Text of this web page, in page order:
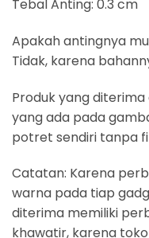
Tebal Anting: 0.3 cm
Apakah antingnya
Tidak, karena
Produk yang
yang ada pada
potret sendiri tanpa
Catatan: Karena
warna pada tiap
diterima memiliki
khawatir, karena